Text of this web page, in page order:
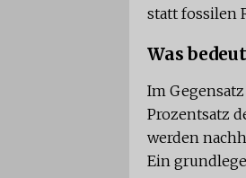
statt fossilen
Was
Im
Prozentsatz
werden
Ein